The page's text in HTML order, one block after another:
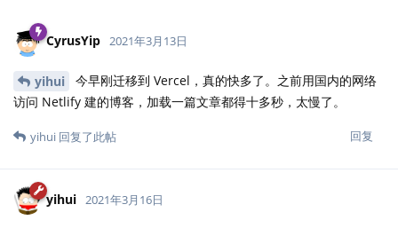
CyrusYip 2021年3月13日
yihui
今早刚迁移到 Vercel，真的快多了。之前用国内的网络
访问 Netlify 建的博客，加载一篇文章都得十多秒，太慢了。
回复
yihui 回复了此帖
yihui 2021年3月16日